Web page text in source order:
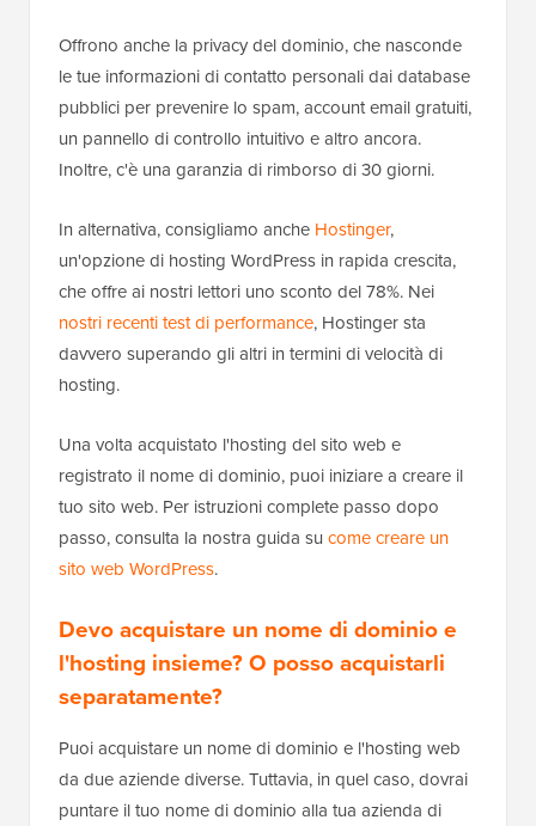
Offrono anche la privacy del dominio, che nasconde
le tue informazioni di contatto personali dai database
pubblici per prevenire lo spam, account email gratuiti,
un pannello di controllo intuitivo e altro ancora.
Inoltre, c'è una garanzia di rimborso di 30 giorni.
In alternativa, consigliamo anche Hostinger,
un'opzione di hosting WordPress in rapida crescita,
che offre ai nostri lettori uno sconto del 78%. Nei
nostri recenti test di performance, Hostinger sta
davvero superando gli altri in termini di velocità di
hosting.
Una volta acquistato l'hosting del sito web e
registrato il nome di dominio, puoi iniziare a creare il
tuo sito web. Per istruzioni complete passo dopo
passo, consulta la nostra guida su come creare un
sito web WordPress.
Devo acquistare un nome di dominio e
l'hosting insieme? O posso acquistarli
separatamente?
Puoi acquistare un nome di dominio e l'hosting web
da due aziende diverse. Tuttavia, in quel caso, dovrai
puntare il tuo nome di dominio alla tua azienda di